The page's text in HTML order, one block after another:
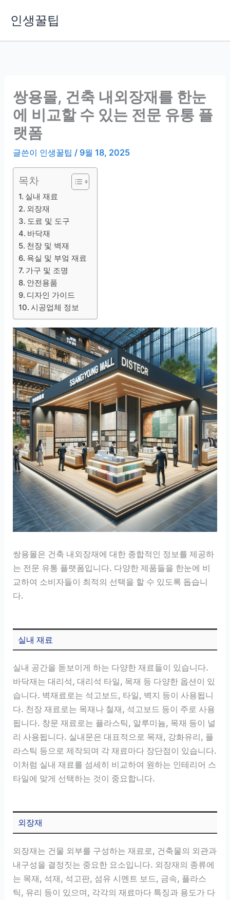
인생꿀팁
쌍용몰, 건축 내외장재를 한눈
에 비교할 수 있는 전문 유통 플
랫폼
글쓴이 인생꿀팁 / 9월 18, 2025
목차
실내 재료
외장재
도료 및 도구
바닥재
천장 및 벽재
욕실 및 부엌 재료
가구 및 조명
안전용품
디자인 가이드
시공업체 정보
쌍용몰은 건축 내외장재에 대한 종합적인 정보를 제공하
는 전문 유통 플랫폼입니다. 다양한 제품들을 한눈에 비
교하여 소비자들이 최적의 선택을 할 수 있도록 돕습니
다.
실내 재료
실내 공간을 돋보이게 하는 다양한 재료들이 있습니다.
바닥재는 대리석, 대리석 타일, 목재 등 다양한 옵션이 있
습니다. 벽재료로는 석고보드, 타일, 벽지 등이 사용됩니
다. 천장 재료로는 목재나 철재, 석고보드 등이 주로 사용
됩니다. 창문 재료로는 플라스틱, 알루미늄, 목재 등이 널
리 사용됩니다. 실내문은 대표적으로 목재, 강화유리, 플
라스틱 등으로 제작되며 각 재료마다 장단점이 있습니다.
이처럼 실내 재료를 섬세히 비교하여 원하는 인테리어 스
타일에 맞게 선택하는 것이 중요합니다.
외장재
외장재는 건물 외부를 구성하는 재료로, 건축물의 외관과
내구성을 결정짓는 중요한 요소입니다. 외장재의 종류에
는 목재, 석재, 석고판, 섬유 시멘트 보드, 금속, 플라스
틱, 유리 등이 있으며, 각각의 재료마다 특징과 용도가 다